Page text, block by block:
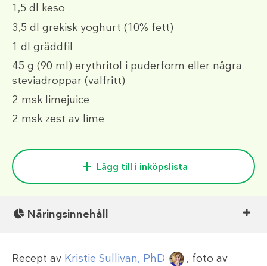
1,5 dl keso
3,5 dl grekisk yoghurt (10% fett)
1 dl gräddfil
45 g (90 ml) erythritol i puderform eller några
steviadroppar (valfritt)
2 msk limejuice
2 msk zest av lime
Lägg till i inköpslista
Näringsinnehåll
Recept av Kristie Sullivan, PhD
, foto av